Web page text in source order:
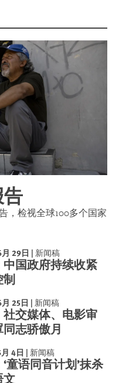
，检视全球100多个国家
29日 | 新闻稿
国政府持续收紧
制
25日 | 新闻稿
社交媒体、电影审
志骄傲月
4日 | 新闻稿
童语同音计划’抹杀
文